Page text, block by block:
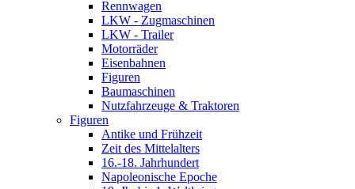
Rennwagen
LKW - Zugmaschinen
LKW - Trailer
Motorräder
Eisenbahnen
Figuren
Baumaschinen
Nutzfahrzeuge & Traktoren
Figuren
Antike und Frühzeit
Zeit des Mittelalters
16.-18. Jahrhundert
Napoleonische Epoche